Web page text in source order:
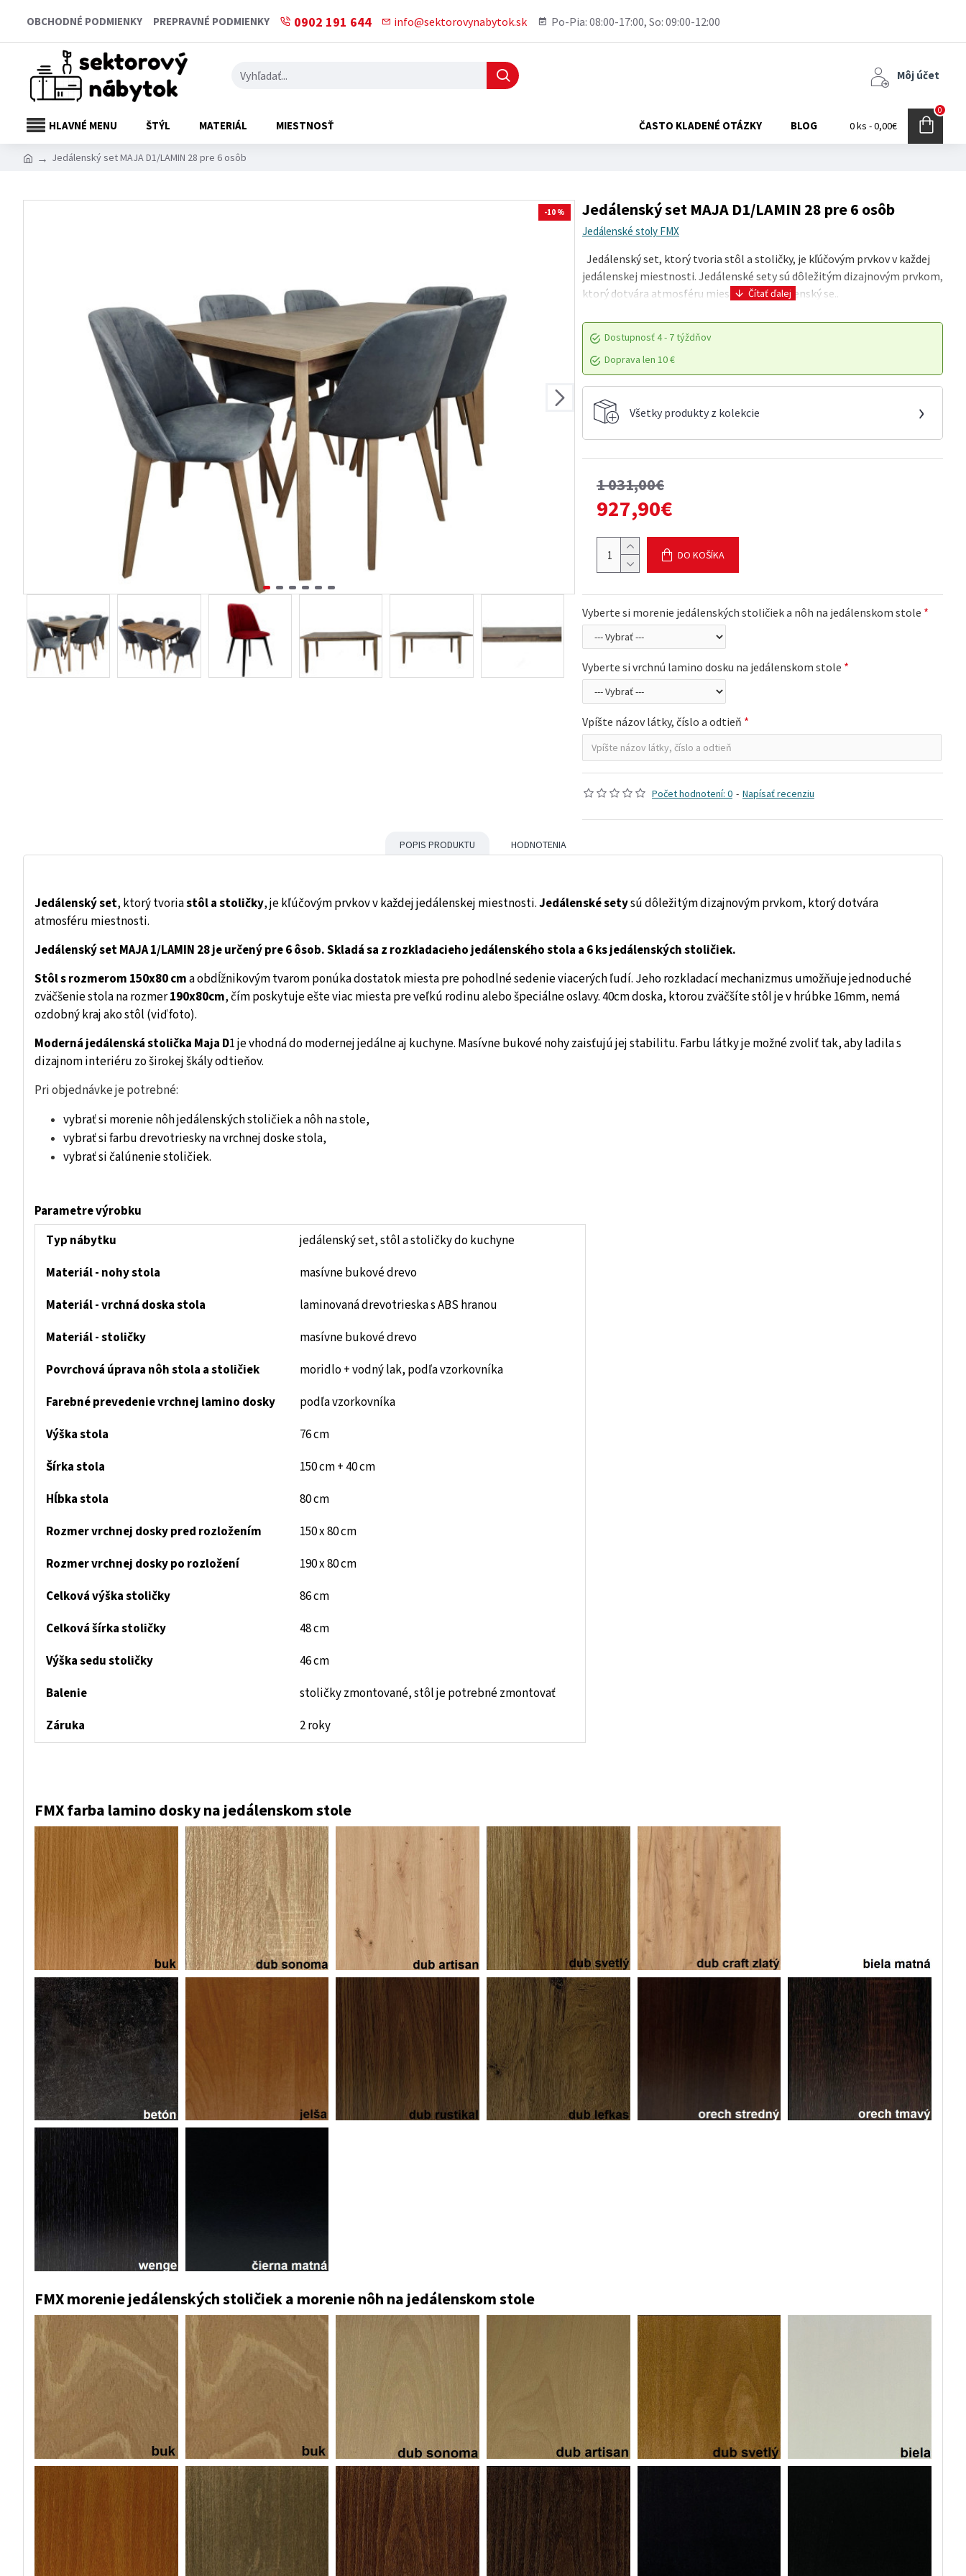
OBCHODNÉ PODMIENKY PREPRAVNÉ PODMIENKY 0902 191 644 info@sektorovynabytok.sk Po-Pia: 08:00-17:00, So: 09:00-12:00
Môj účet
HLAVNÉ MENU ŠTÝL MATERIÁL MIESTNOSŤ ČASTO KLADENÉ OTÁZKY BLOG 0 ks - 0,00€
0
Jedálenský set MAJA D1/LAMIN 28 pre 6 osôb
-10 % Jedálenský set MAJA D1/LAMIN 28 pre 6 osôb
Jedálenské stoly FMX
Jedálenský set, ktorý tvoria stôl a stoličky, je kľúčovým prvkov v každej
jedálenskej miestnosti. Jedálenské sety sú dôležitým dizajnovým prvkom,
ktorý dotvára atmosféru miestnosti. Jedálenský se..
Dostupnosť4 - 7 týždňov
Doprava len 10 €
Všetky produkty z kolekcie ›
Počet hodnotení: 0 - Napísať recenziu
1 031,00€
927,90€
Vyberte si morenie jedálenských stoličiek a nôh na jedálenskom stole
Vyberte si vrchnú lamino dosku na jedálenskom stole
Vpíšte názov látky, číslo a odtieň
DO KOŠÍKA
POPIS PRODUKTU HODNOTENIA
Jedálenský set, ktorý tvoriastôl a stoličky, je kľúčovým prvkov v každej jedálenskej miestnosti.Jedálenské setysú dôležitým dizajnovým prvkom, ktorý dotvára
atmosféru miestnosti.
Jedálenský set MAJA 1/LAMIN 28 je určený pre 6 ôsob. Skladá sa z rozkladacieho jedálenského stola a 6 ks jedálenských stoličiek.
Stôl s rozmerom 150x80 cma obdĺžnikovým tvarom ponúka dostatok miesta pre pohodlné sedenie viacerých ľudí. Jeho rozkladací mechanizmus umožňuje jednoduché
zväčšenie stola na rozmer190x80cm, čím poskytuje ešte viac miesta pre veľkú rodinu alebo špeciálne oslavy.40cm doska, ktorou zväčšíte stôl je v hrúbke 16mm, nemá
ozdobný kraj ako stôl (viď foto).
Moderná jedálenská stolička Maja D1 je vhodná do modernej jedálne aj kuchyne. Masívne bukové nohy zaisťujú jej stabilitu. Farbu látky je možné zvoliť tak, aby ladila s
dizajnom interiéru zo širokej škály odtieňov.
Pri objednávke je potrebné:
vybrať si morenie nôh jedálenských stoličiek a nôh na stole,
vybrať si farbu drevotriesky na vrchnej doske stola,
vybrať si čalúnenie stoličiek.
Parametre výrobku
Typ nábytku
jedálenský set, stôl a stoličky do kuchyne
Materiál - nohy stola
masívne bukové drevo
Materiál - vrchná doska stola
laminovaná drevotrieska s ABS hranou
Materiál - stoličky
masívne bukové drevo
Povrchová úprava nôh stola a stoličiek
moridlo + vodný lak, podľa vzorkovníka
Farebné prevedenie vrchnej lamino dosky
podľa vzorkovníka
Výška stola
76 cm
Šírka stola
150 cm + 40 cm
Hĺbka stola
80 cm
Rozmer vrchnej dosky pred rozložením
150 x 80 cm
Rozmer vrchnej dosky po rozložení
190 x 80 cm
Celková výška stoličky
86 cm
Celková šírka stoličky
48 cm
Výška sedu stoličky
46 cm
Balenie
stoličky zmontované, stôl je potrebné zmontovať
Záruka
2 roky
FMX farba lamino dosky na jedálenskom stole
FMX morenie jedálenských stoličiek a morenie nôh na jedálenskom stole